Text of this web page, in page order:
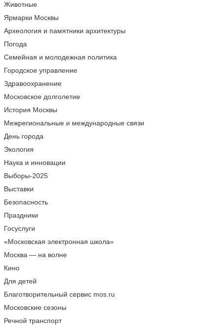
Животные
Ярмарки Москвы
Археология и памятники архитектуры
Погода
Семейная и молодежная политика
Городское управление
Здравоохранение
Московское долголетие
История Москвы
Межрегиональные и международные связи
День города
Экология
Наука и инновации
Выборы-2025
Выставки
Безопасность
Праздники
Госуслуги
«Московская электронная школа»
Москва — на волне
Кино
Для детей
Благотворительный сервис mos.ru
Московские сезоны
Речной транспорт